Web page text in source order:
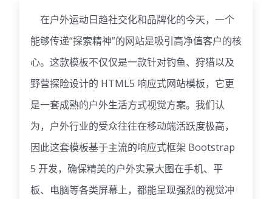
在户外运动日趋社交化和品牌化的今天，一个
能够传递“探索精神”的网站是吸引高净值客户的核
心。这款模板不仅仅是一款针对钓鱼、狩猎以及
野营探险设计的 HTML5 响应式网站模板，它更
是一套成熟的户外生活方式视觉方案。我们认
为，户外行业的受众往往在移动端活跃度极高，
因此这套模板基于主流的响应式框架 Bootstrap
5 开发，确保精美的户外实景大图在手机、平
板、电脑等各类屏幕上，都能呈现强烈的视觉冲